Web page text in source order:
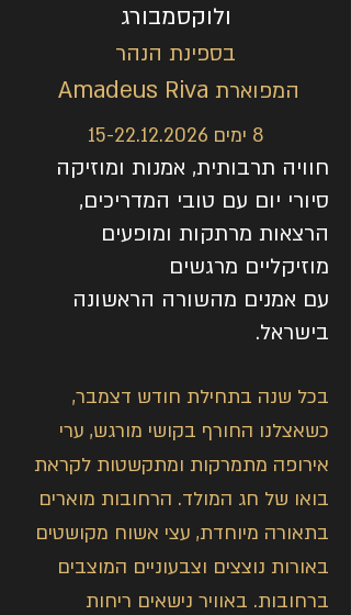
ולוקסמבורג
בספינת הנהר
המפוארת Amadeus Riva
8 ימים 15-22.12.2026
חוויה תרבותית, אמנות ומוזיקה
סיורי יום עם טובי המדריכים,
הרצאות מרתקות ומופעים
מוזיקליים מרגשים
עם אמנים מהשורה הראשונה
בישראל.
בכל שנה בתחילת חודש דצמבר,
כשאצלנו החורף בקושי מורגש, ערי
אירופה מתמרקות ומתקשטות לקראת
בואו של חג המולד. הרחובות מוארים
בתאורה מיוחדת, עצי אשוח מקושטים
באורות נוצצים וצבעוניים המוצבים
ברחובות. באוויר נישאים ריחות